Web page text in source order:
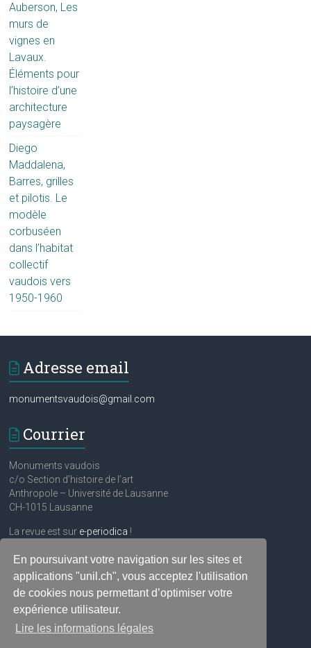
En poursuivant votre navigation sur les sites et
applications "unil.ch", vous acceptez l'utilisation
de cookies nous permettant d’optimiser votre
expérience utilisateur.
Lire les informations légales
Auberson, Les
murs de
vignes en
Lavaux.
Éléments pour
l’histoire d’une
architecture
paysagère
Diego
Maddalena,
Barres, grilles
et pilotis. Le
modèle
corbuséen
dans l’habitat
collectif
vaudois vers
1950-1960
Adresse email
monumentsvaudois@gmail.com
Courrier
Monuments vaudois
c/o Section d’histoire de l’art
Anthropole – Université de Lausanne
CH-1015 Lausanne
La revue est sur e-periodica !
Réseaux sociaux